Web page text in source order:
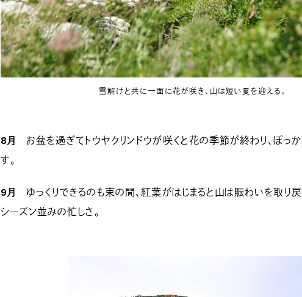
雪解けと共に一面に花が咲き、山は短い夏を迎える。
8月
お盆を過ぎてトウヤクリンドウが咲くと花の季節が終わり、ぽっ
す。
9月
ゆっくりできるのも束の間、紅葉がはじまると山は賑わいを取り戻
シーズン並みの忙しさ。